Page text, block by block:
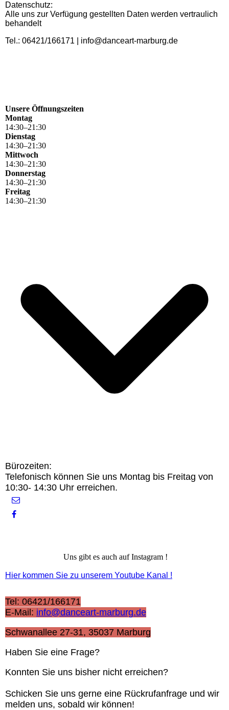
Datenschutz:
Alle uns zur Verfügung gestellten Daten werden vertraulich
behandelt
Tel.: 06421/166171 | info@danceart-marburg.de
Unsere Öffnungszeiten
Montag
14:30–21:30
Dienstag
14:30–21:30
Mittwoch
14:30–21:30
Donnerstag
14:30–21:30
Freitag
14:30–21:30
Bürozeiten:
Telefonisch können Sie uns Montag bis Freitag von
10:30- 14:30 Uhr erreichen.
Uns gibt es auch auf Instagram !
Hier kommen Sie zu unserem Youtube Kanal !
Tel: 06421/166171
E-Mail: info@danceart-marburg.de
Schwanallee 27-31, 35037 Marburg
Haben Sie eine Frage?
Konnten Sie uns bisher nicht erreichen?
Schicken Sie uns gerne eine Rückrufanfrage und wir
melden uns, sobald wir können!